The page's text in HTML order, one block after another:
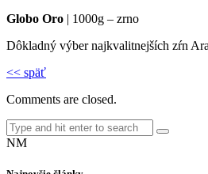
Globo Oro | 1000g – zrno
Dôkladný výber najkvalitnejších zŕn
<< späť
Comments are closed.
NM